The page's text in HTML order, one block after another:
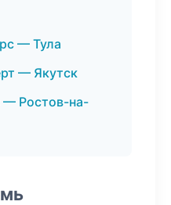
— Тула
— Якутск
— Ростов-на-